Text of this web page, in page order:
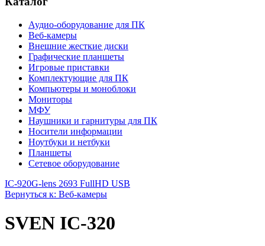
Аудио-оборудование для ПК
Веб-камеры
Внешние жесткие диски
Графические планшеты
Игровые приставки
Комплектующие для ПК
Компьютеры и моноблоки
Мониторы
МФУ
Наушники и гарнитуры для ПК
Носители информации
Ноутбуки и нетбуки
Планшеты
Сетевое оборудование
IC-920G-lens 2693 FullHD USB
Вернуться к: Веб-камеры
SVEN IC-320